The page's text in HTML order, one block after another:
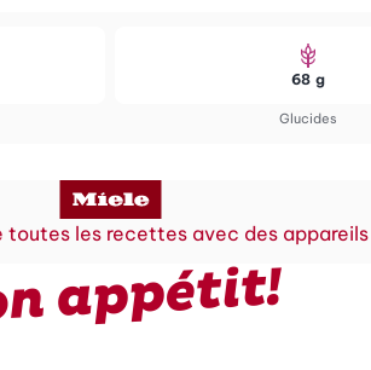
Glucides
68 g
toutes les recettes avec des
appétit!